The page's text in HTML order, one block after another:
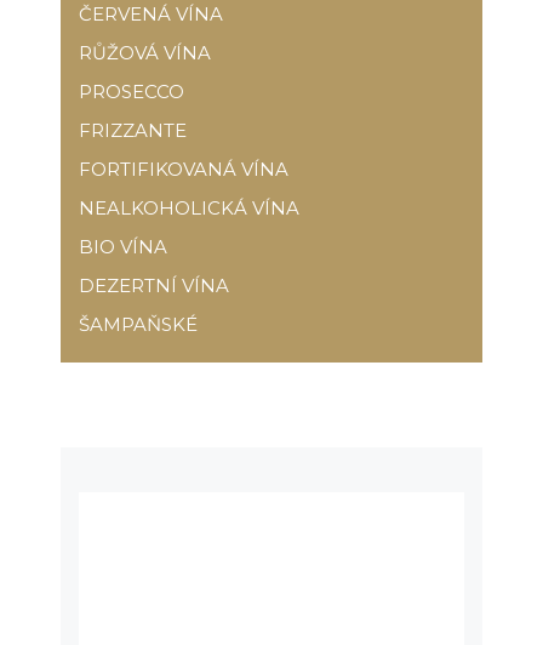
ČERVENÁ VÍNA
RŮŽOVÁ VÍNA
PROSECCO
FRIZZANTE
FORTIFIKOVANÁ VÍNA
NEALKOHOLICKÁ VÍNA
BIO VÍNA
DEZERTNÍ VÍNA
ŠAMPAŇSKÉ